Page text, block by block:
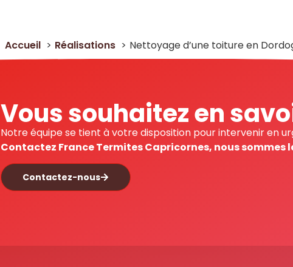
Accueil Réalisations Nettoyage d’une toiture en
Vous souhaitez en
Notre équipe se tient à votre disposition pour intervenir en
Contactez France Termites Capricornes, nous sommes
Contactez-nous